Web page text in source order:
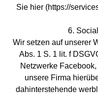
Sie hier (https://
6.
Wir setzen auf unserer
Abs. 1 S. 1 lit. f
Netzwerke
unsere Firma
dahinterstehende